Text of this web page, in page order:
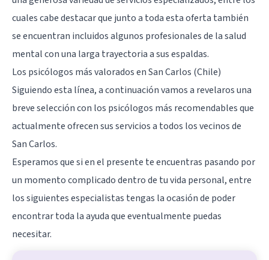
cuales cabe destacar que junto a toda esta oferta también
se encuentran incluidos algunos profesionales de la salud
mental con una larga trayectoria a sus espaldas.
Los psicólogos más valorados en San Carlos (Chile)
Siguiendo esta línea, a continuación vamos a revelaros una
breve selección con los psicólogos más recomendables que
actualmente ofrecen sus servicios a todos los vecinos de
San Carlos.
Esperamos que si en el presente te encuentras pasando por
un momento complicado dentro de tu vida personal, entre
los siguientes especialistas tengas la ocasión de poder
encontrar toda la ayuda que eventualmente puedas
necesitar.